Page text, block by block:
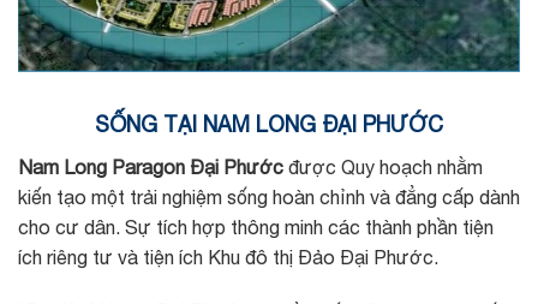
SỐNG TẠI NAM LONG ĐẠI PHƯỚC
Nam Long Paragon Đại Phước được Quy hoạch nhằm
kiến tạo một trải nghiệm sống hoàn chỉnh và đẳng cấp dành
cho cư dân. Sự tích hợp thông minh các thành phần tiện
ích riêng tư và tiện ích Khu đô thị Đảo Đại Phước.